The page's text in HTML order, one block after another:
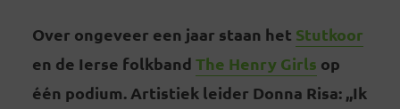
Over ongeveer een jaar staan het Stutkoor
en de Ierse folkband The Henry Girls op
één podium. Artistiek leider Donna Risa: ,,Ik